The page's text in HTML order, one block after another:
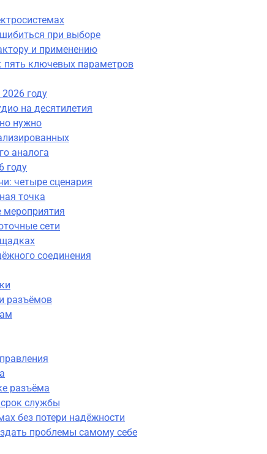
при выборе
и применению
пять ключевых параметров
году
на десятилетия
нужно
аналога
году
четыре сценария
точка
мероприятия
сети
соединения
разъёмов
разъёма
службы
без потери надёжности
проблемы самому себе